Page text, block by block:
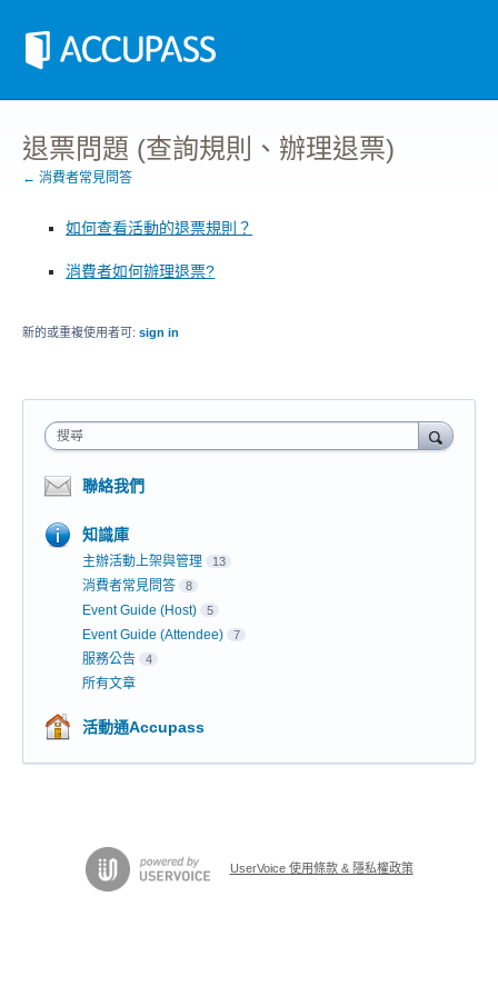
退票問題 (查詢規則、辦理退票)
← 消費者常見問答
如何查看活動的退票規則？
消費者如何辦理退票?
新的或重複使用者可: sign in
搜尋
聯絡我們
知識庫
主辦活動上架與管理 13
消費者常見問答 8
Event Guide (Host) 5
Event Guide (Attendee) 7
服務公告 4
所有文章
活動通Accupass
UserVoice 使用條款 & 隱私權政策